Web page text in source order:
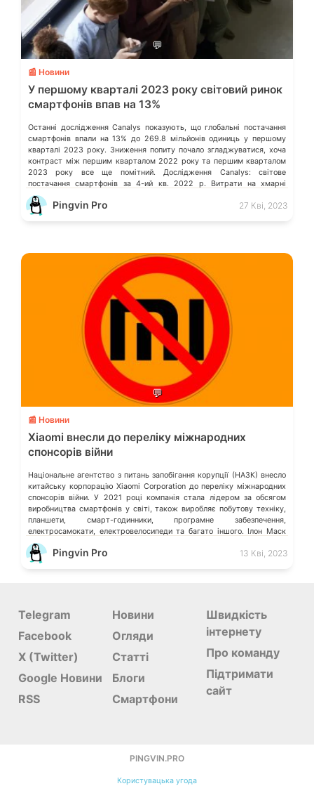
💬
📰 Новини
У першому кварталі 2023 року світовий ринок
смартфонів впав на 13%
Останні дослідження Canalys показують, що глобальні постачання
смартфонів впали на 13% до 269.8 мільйонів одиниць у першому
кварталі 2023 року. Зниження попиту почало згладжуватися, хоча
контраст між першим кварталом 2022 року та першим кварталом
2023 року все ще помітний. Дослідження Canalys: світове
постачання смартфонів за 4-ий кв. 2022 р. Витрати на хмарні
послуги в усьому […]
Pingvin Pro 27 Кві, 2023
💬
📰 Новини
Xiaomi внесли до переліку міжнародних
спонсорів війни
Національне агентство з питань запобігання корупції (НАЗК) внесло
китайську корпорацію Xiaomi Corporation до переліку міжнародних
спонсорів війни. У 2021 році компанія стала лідером за обсягом
виробництва смартфонів у світі, також виробляє побутову техніку,
планшети, смарт-годинники, програмне забезпечення,
електросамокати, електровелосипеди та багато іншого. Ілон Маск
відмовився видаляти твіт мєдвєдєва про «зникнення України»
Microsoft більше не обслуговує […]
Pingvin Pro 13 Кві, 2023
Telegram
Facebook
X (Twitter)
Google Новини
RSS
Новини
Огляди
Статті
Блоги
Смартфони
Швидкість
інтернету
Про команду
Підтримати
сайт
PINGVIN.PRO
Користувацька угода